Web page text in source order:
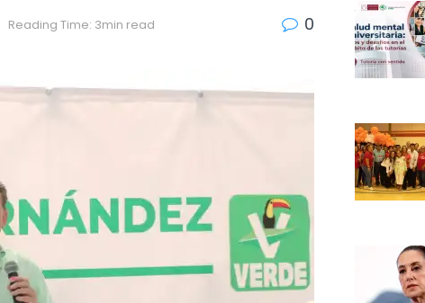
Reading Time: 3min read 0